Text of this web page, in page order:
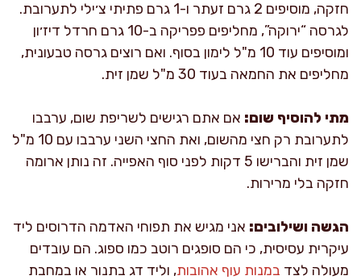
חזקה, מוסיפים 2 גרם זעתר ו-1 גרם פתיתי צ׳ילי לתערובת.
לגרסה “ירוקה”, מחליפים פפריקה ב-10 גרם חרדל דיז׳ון
ומוסיפים עוד 10 מ"ל לימון בסוף. ואם רוצים גרסה טבעונית,
מחליפים את החמאה בעוד 30 מ"ל שמן זית.
מתי להוסיף שום: אם אתם רגישים לשריפת שום, ערבבו
לתערובת רק חצי מהשום, ואת החצי השני ערבבו עם 10 מ"ל
שמן זית והברישו 5 דקות לפני סוף האפייה. זה נותן ארומה
חזקה בלי מרירות.
הגשה ושילובים: אני מגיש את תפוחי האדמה הדרוסים ליד
עיקרית עסיסית, כי הם סופגים רוטב כמו ספוג. הם עובדים
מעולה לצד במנות עוף אהובות, וליד דג בתנור או במחבת